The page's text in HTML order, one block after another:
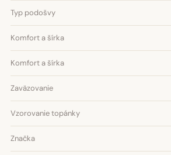
Typ podošvy
Komfort a šírka
Komfort a šírka
Zaväzovanie
Vzorovanie topánky
Značka